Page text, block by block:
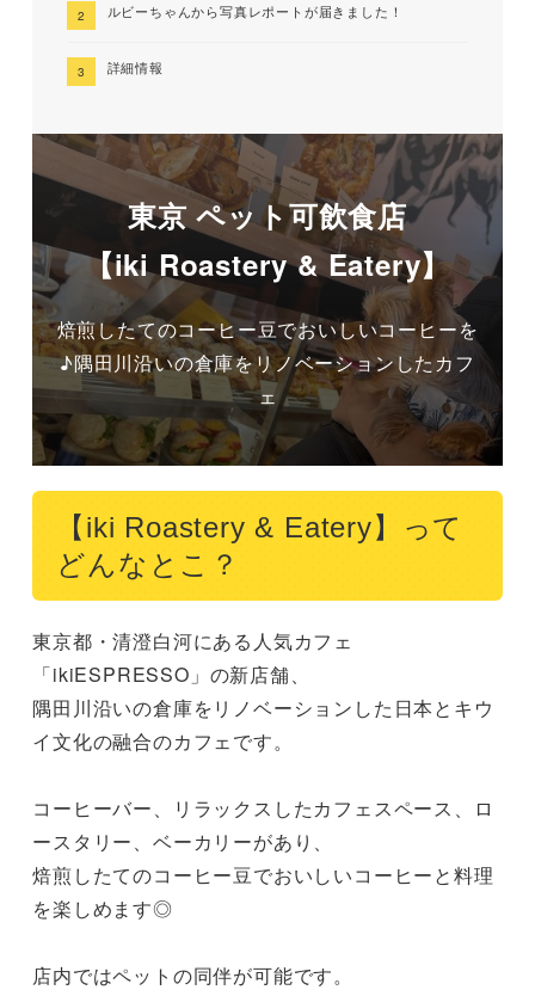
ルビーちゃんから写真レポートが届きました！
詳細情報
東京 ペット可飲食店
【iki Roastery & Eatery】
焙煎したてのコーヒー豆でおいしいコーヒーを
♪隅田川沿いの倉庫をリノベーションしたカフ
ェ
【iki Roastery & Eatery】って
どんなとこ？
東京都・清澄白河にある人気カフェ
「ikiESPRESSO」の新店舗、
隅田川沿いの倉庫をリノベーションした日本とキウ
イ文化の融合のカフェです。
コーヒーバー、リラックスしたカフェスペース、ロ
ースタリー、ベーカリーがあり、
焙煎したてのコーヒー豆でおいしいコーヒーと料理
を楽しめます◎
店内ではペットの同伴が可能です。